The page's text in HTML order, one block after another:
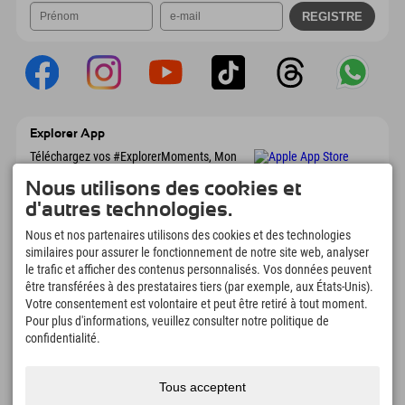
Explorer App
Téléchargez vos #ExplorerMoments, Mon
réservations, liste de choses à faire, aperçu
des restaurants et bien plus encore.
Téléchargez-le maintenant !
L'heure des moments d'exploration
166
Lacs de montagne et
piscines d'aventure
4.634km
Pistes de ski et de
snowboard
8.991
Nous utilisons des cookies et
d'autres technologies.
Nous et nos partenaires utilisons des cookies et des technologies
similaires pour assurer le fonctionnement de notre site web, analyser
le trafic et afficher des contenus personnalisés. Vos données peuvent
être transférées à des prestataires tiers (par exemple, aux États-Unis).
Votre consentement est volontaire et peut être retiré à tout moment.
Pour plus d'informations, veuillez consulter notre politique de
confidentialité.
Tous acceptent